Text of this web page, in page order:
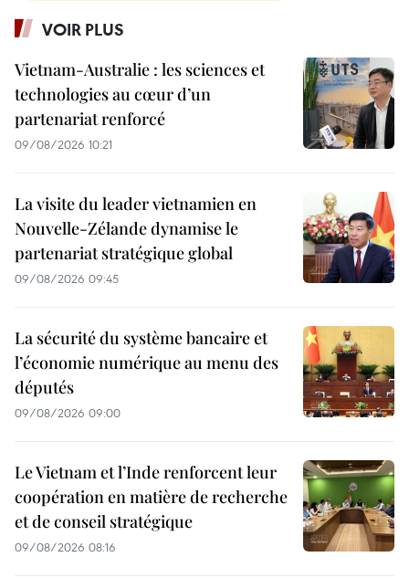
VOIR PLUS
Vietnam-Australie : les sciences et
technologies au cœur d’un
partenariat renforcé
09/08/2026 10:21
La visite du leader vietnamien en
Nouvelle-Zélande dynamise le
partenariat stratégique global
09/08/2026 09:45
La sécurité du système bancaire et
l’économie numérique au menu des
députés
09/08/2026 09:00
Le Vietnam et l’Inde renforcent leur
coopération en matière de recherche
et de conseil stratégique
09/08/2026 08:16